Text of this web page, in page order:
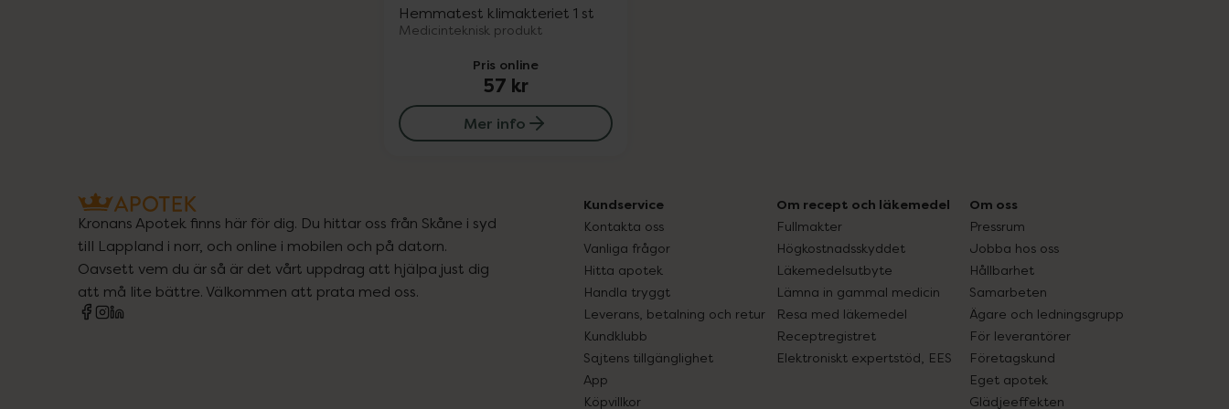
Hemmatest klimakteriet 1 st
Medicinteknisk produkt
Pris online
57 kr
Mer info
Kronans Apotek finns här för dig. Du hittar oss från Skåne i syd
till Lappland i norr, och online i mobilen och på datorn.
Oavsett vem du är så är det vårt uppdrag att hjälpa just dig
att må lite bättre. Välkommen att prata med oss.
Kundservice
Kontakta oss
Vanliga frågor
Hitta apotek
Handla tryggt
Leverans, betalning och retur
Kundklubb
Sajtens tillgänglighet
App
Köpvillkor
Om recept och läkemedel
Fullmakter
Högkostnadsskyddet
Läkemedelsutbyte
Lämna in gammal medicin
Resa med läkemedel
Receptregistret
Elektroniskt expertstöd, EES
Om oss
Pressrum
Jobba hos oss
Hållbarhet
Samarbeten
Ägare och ledningsgrupp
För leverantörer
Företagskund
Eget apotek
Glädjeeffekten